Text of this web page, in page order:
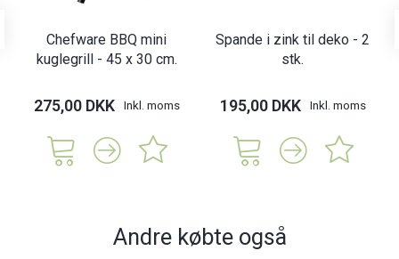
Chefware BBQ mini
kuglegrill - 45 x 30 cm.
275,00 DKK Inkl. moms
Spande i zink til deko - 2
stk.
195,00 DKK Inkl. moms
Andre købte også